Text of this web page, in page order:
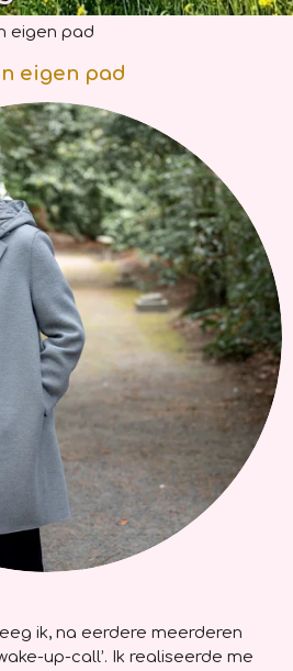
eigen pad
eigen pad
ik, na eerdere meerderen
up-call’. Ik realiseerde me